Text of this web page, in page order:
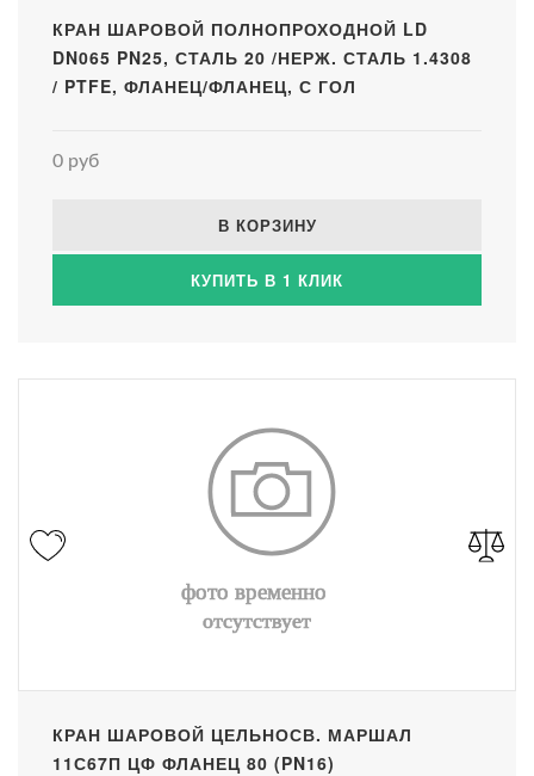
КРАН ШАРОВОЙ ПОЛНОПРОХОДНОЙ LD
DN065 PN25, СТАЛЬ 20 /НЕРЖ. СТАЛЬ 1.4308
/ PTFE, ФЛАНЕЦ/ФЛАНЕЦ, С ГОЛ
0 руб
В КОРЗИНУ
КУПИТЬ В 1 КЛИК
КРАН ШАРОВОЙ ЦЕЛЬНОСВ. МАРШАЛ
11С67П ЦФ ФЛАНЕЦ 80 (PN16)